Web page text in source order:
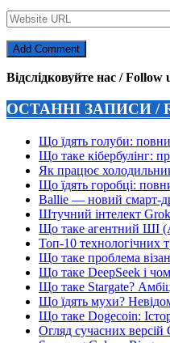
Відслідковуйте нас / Follow
ОСТАННІ ЗАПИСИ /
Що їдять голуби:
Що таке кібербулінг:
Як працює
Що їдять горобці:
Ballie — новий смарт-
Штучний інтелект
Що таке агентний ШІ
Топ-10 технологічних
Що таке проблема
Що таке DeepSeek і
Що таке Stargate?
Що їдять мухи?
Що таке Dogecoin:
Огляд сучасних